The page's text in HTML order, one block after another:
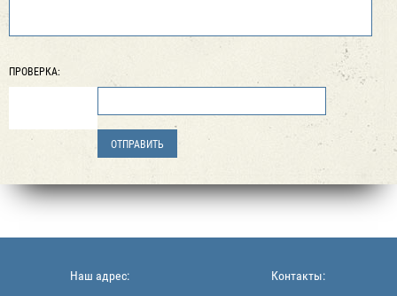
ПРОВЕРКА:
Наш адрес:
Контакты: